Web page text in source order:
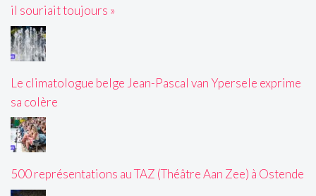
il souriait toujours »
Le climatologue belge Jean-Pascal van Ypersele exprime
sa colère
500 représentations au TAZ (Théâtre Aan Zee) à Ostende